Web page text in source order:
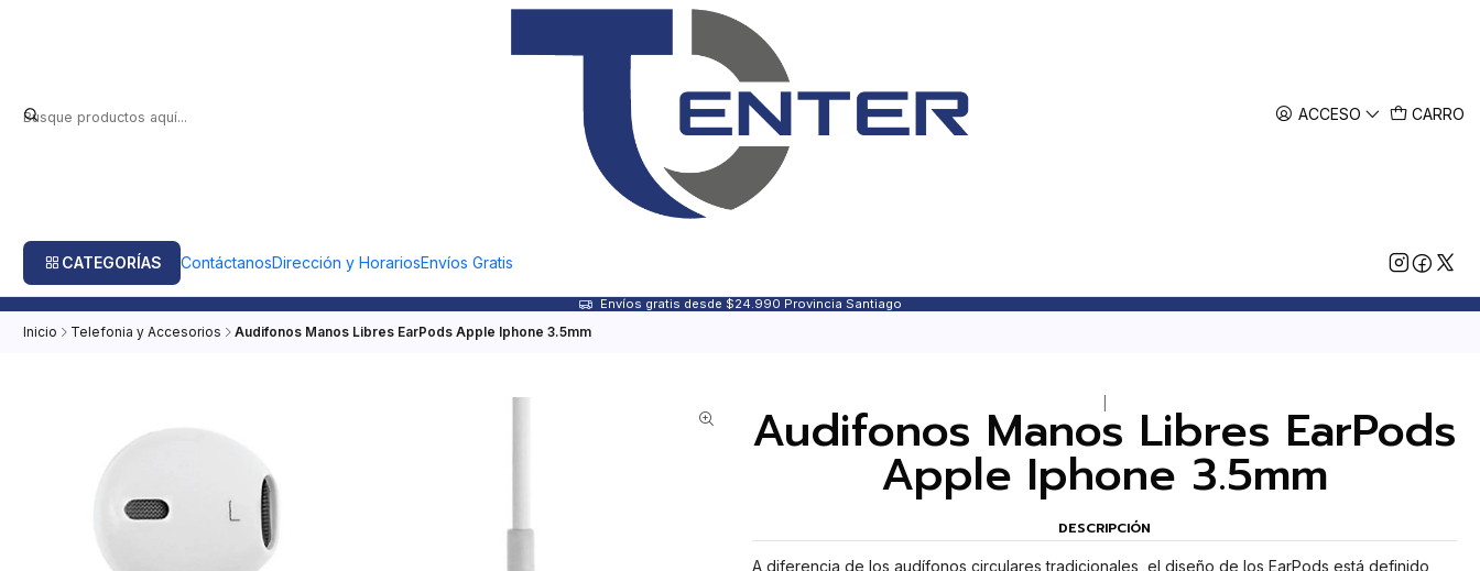
ACCESO CARRO
CATEGORÍAS ContáctanosDirección y HorariosEnvíos Gratis
Envíos gratis desde $24.990 Provincia Santiago
Inicio Telefonia y Accesorios Audifonos Manos Libres EarPods Apple Iphone 3.5mm
Audifonos Manos Libres EarPods
Apple Iphone 3.5mm
DESCRIPCIÓN
A diferencia de los audífonos circulares tradicionales, el diseño de los EarPods está definido